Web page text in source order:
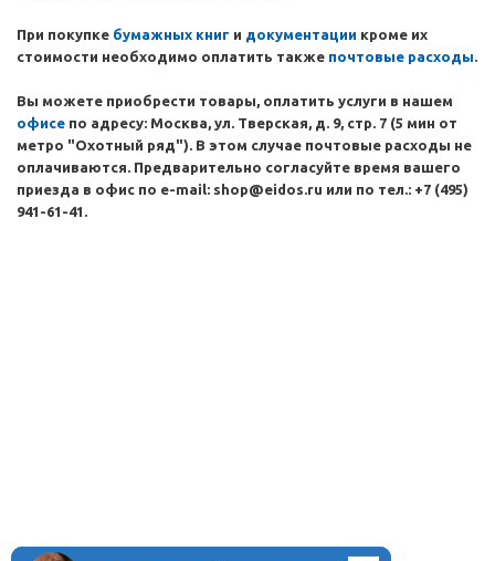
При покупке бумажных книг и документации кроме их
стоимости необходимо оплатить также почтовые расходы.
Вы можете приобрести товары, оплатить услуги в нашем
офисе по адресу: Москва, ул. Тверская, д. 9, стр. 7 (5 мин от
метро "Охотный ряд"). В этом случае почтовые расходы не
оплачиваются. Предварительно согласуйте время вашего
приезда в офис по e-mail: shop@eidos.ru или по тел.: +7 (495)
941-61-41.